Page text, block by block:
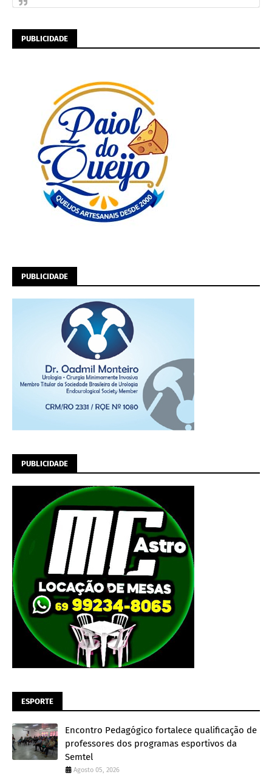
PUBLICIDADE
PUBLICIDADE
PUBLICIDADE
ESPORTE
Encontro Pedagógico fortalece qualificação de
professores dos programas esportivos da
Semtel
Agosto 05, 2026